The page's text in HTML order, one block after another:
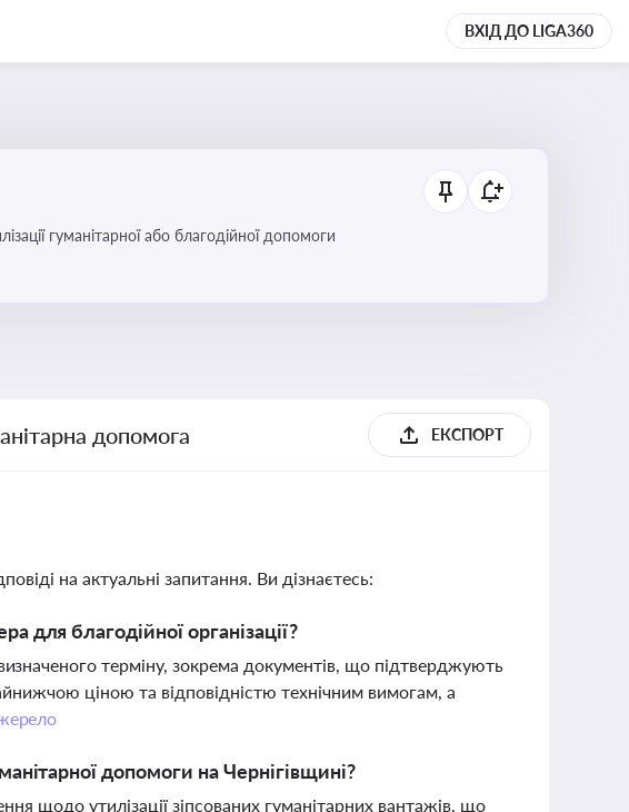
ВХІД ДО LIGA360
гуманітарної або благодійної допомоги
допомога ЕКСПОРТ
на актуальні запитання. Ви дізнаєтесь:
для благодійної організації?
терміну, зокрема документів, що підтверджують
ціною та відповідністю технічним вимогам, а
допомоги на Чернігівщині?
щодо утилізації зіпсованих гуманітарних вантажів, що